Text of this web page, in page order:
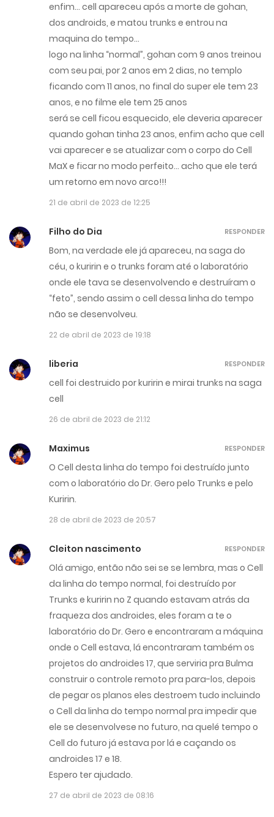
enfim… cell apareceu após a morte de gohan,
dos androids, e matou trunks e entrou na
maquina do tempo…
logo na linha “normal”, gohan com 9 anos treinou
com seu pai, por 2 anos em 2 dias, no templo
ficando com 11 anos, no final do super ele tem 23
anos, e no filme ele tem 25 anos
será se cell ficou esquecido, ele deveria aparecer
quando gohan tinha 23 anos, enfim acho que cell
vai aparecer e se atualizar com o corpo do Cell
MaX e ficar no modo perfeito… acho que ele terá
um retorno em novo arco!!!
21 de abril de 2023 de 12:25
Filho do Dia
Bom, na verdade ele já apareceu, na saga do
céu, o kuririn e o trunks foram até o laboratório
onde ele tava se desenvolvendo e destruíram o
“feto”, sendo assim o cell dessa linha do tempo
não se desenvolveu.
22 de abril de 2023 de 19:18
RESPONDER
liberia
cell foi destruido por kuririn e mirai trunks na saga
cell
26 de abril de 2023 de 21:12
RESPONDER
Maximus
O Cell desta linha do tempo foi destruído junto
com o laboratório do Dr. Gero pelo Trunks e pelo
Kuririn.
28 de abril de 2023 de 20:57
RESPONDER
Cleiton nascimento
Olá amigo, então não sei se se lembra, mas o Cell
da linha do tempo normal, foi destruído por
Trunks e kuririn no Z quando estavam atrás da
fraqueza dos androides, eles foram a te o
laboratório do Dr. Gero e encontraram a máquina
onde o Cell estava, lá encontraram também os
projetos do androides 17, que serviria pra Bulma
construir o controle remoto pra para-los, depois
de pegar os planos eles destroem tudo incluindo
o Cell da linha do tempo normal pra impedir que
ele se desenvolvese no futuro, na quelé tempo o
Cell do futuro já estava por lá e caçando os
androides 17 e 18.
Espero ter ajudado.
27 de abril de 2023 de 08:16
RESPONDER